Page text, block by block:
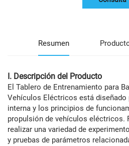
Resumen
I. Descripción del Producto
El Tablero de Entrenamiento para
Vehículos Eléctricos está
interna y los principios de
propulsión de vehículos eléctricos.
realizar una variedad de
y pruebas de parámetros